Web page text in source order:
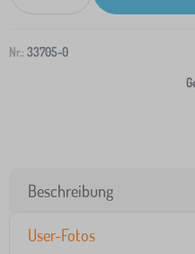
Nr.: 33705-0
Beschreibung
User-Fotos